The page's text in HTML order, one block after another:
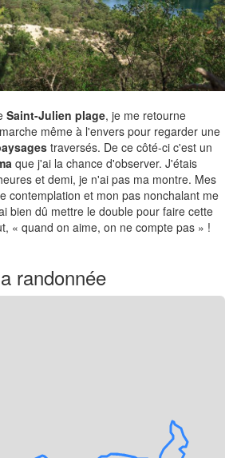
Saint-Julien plage, je me retourne
même à l'envers pour regarder une
traversés. De ce côté-ci c'est un
que j'ai la chance d'observer. J'étais
et demi, je n'ai pas ma montre. Mes
contemplation et mon pas nonchalant me
bien dû mettre le double pour faire cette
« quand on aime, on ne compte pas » !
randonnée